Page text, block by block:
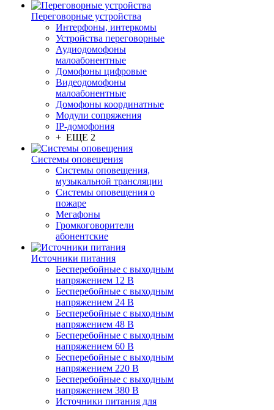
Переговорные устройства
Интерфоны, интеркомы
Устройства переговорные
Аудиодомофоны
малоабонентные
Домофоны цифровые
Видеодомофоны
малоабонентные
Домофоны координатные
Модули сопряжения
IP-домофония
+ ЕЩЕ 2
Системы оповещения
Системы оповещения,
музыкальной трансляции
Системы оповещения о
пожаре
Мегафоны
Громкоговорители
абонентские
Источники питания
Бесперебойные с выходным
напряжением 12 В
Бесперебойные с выходным
напряжением 24 В
Бесперебойные с выходным
напряжением 48 В
Бесперебойные с выходным
напряжением 60 В
Бесперебойные с выходным
напряжением 220 В
Бесперебойные с выходным
напряжением 380 В
Источники питания для